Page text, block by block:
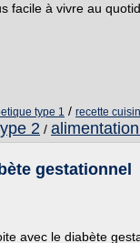
facile à vivre au
type 1 / recette
2 /
gestationnel
avec le diabète